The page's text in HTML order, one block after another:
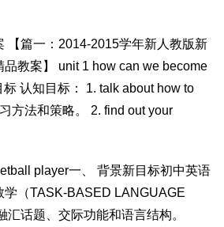
【篇一：2014-2015学年新人教版新
品教案】 unit 1 how can we become
认知目标： 1. talk about how to
方法和策略。 2. find out your
player一、 背景新目标初中英语
学（TASK-BASED LANGUAGE
话题、交际功能和语言结构。